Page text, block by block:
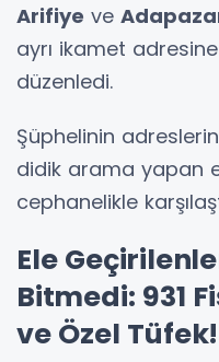
Arifiye ve
ayrı ikamet
düzenledi.
Şüphelinin
didik arama yapan
cephanelikle
Ele
Bitmedi: 931
ve Özel Tüfek!